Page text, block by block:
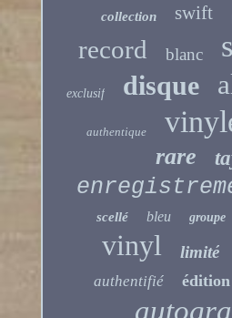
collection swift
record blanc
exclusif disque
authentique
rare
scellé bleu groupe
vinyl limité
authentifié édition